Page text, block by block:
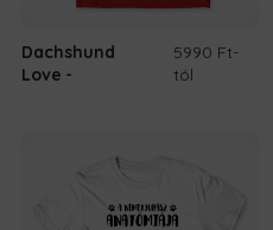
Dachshund
Love
5990 Ft-
tól